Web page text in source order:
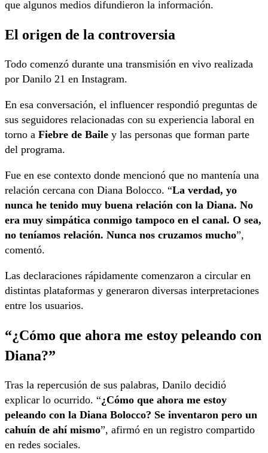
que algunos medios difundieron la información.
El origen de la controversia
Todo comenzó durante una transmisión en vivo realizada
por Danilo 21 en Instagram.
En esa conversación, el influencer respondió preguntas de
sus seguidores relacionadas con su experiencia laboral en
torno a Fiebre de Baile y las personas que forman parte
del programa.
Fue en ese contexto donde mencionó que no mantenía una
relación cercana con Diana Bolocco. “La verdad, yo
nunca he tenido muy buena relación con la Diana. No
era muy simpática conmigo tampoco en el canal. O sea,
no teníamos relación. Nunca nos cruzamos mucho”,
comentó.
Las declaraciones rápidamente comenzaron a circular en
distintas plataformas y generaron diversas interpretaciones
entre los usuarios.
“¿Cómo que ahora me estoy peleando con
Diana?”
Tras la repercusión de sus palabras, Danilo decidió
explicar lo ocurrido. “¿Cómo que ahora me estoy
peleando con la Diana Bolocco? Se inventaron pero un
cahuín de ahí mismo”, afirmó en un registro compartido
en redes sociales.